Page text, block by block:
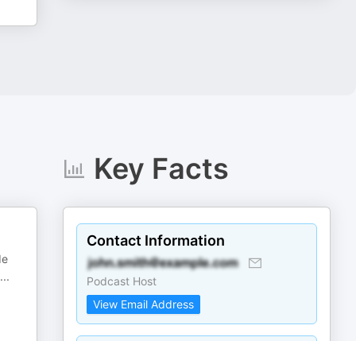
...
Key Facts
Contact Information
Podcast Host
View Email Address